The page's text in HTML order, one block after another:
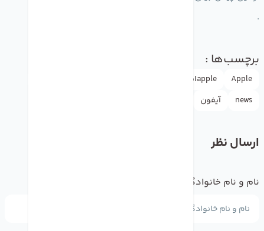
.
برچسب‌ها :
Apple appleاپل
news
آیفون
ارسال نظر
نام و نام خانوادگی